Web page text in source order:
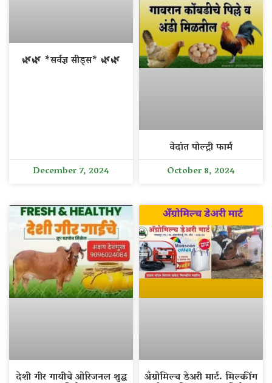
🌿🌿 *सर्वज्ञ सीड्स* 🌿🌿
December 7, 2024
वेदांत पोल्ट्री फार्म
October 8, 2024
देशी गीर गायीचे ओरिजनल शुद्ध अँग्रोमिल्च डेअरी मार्ट. मिल्कींग